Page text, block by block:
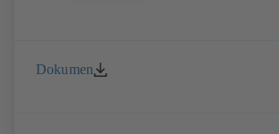
Dokumen